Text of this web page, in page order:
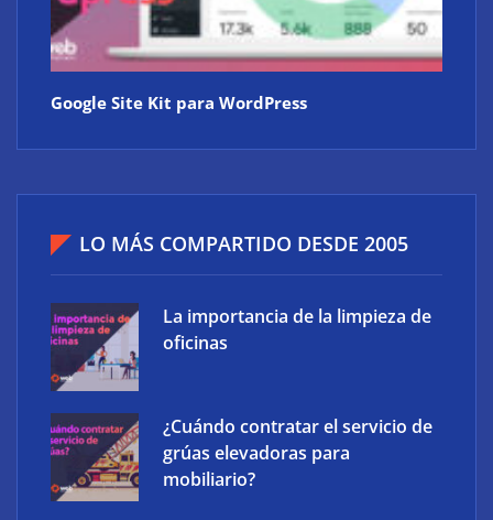
Google Site Kit para WordPress
LO MÁS COMPARTIDO DESDE 2005
La importancia de la limpieza de
oficinas
¿Cuándo contratar el servicio de
grúas elevadoras para
mobiliario?